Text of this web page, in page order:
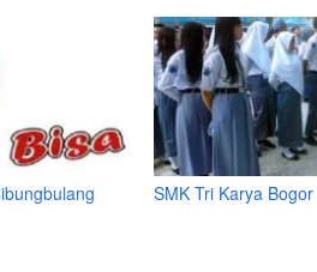
SMK Tri Karya Bogor